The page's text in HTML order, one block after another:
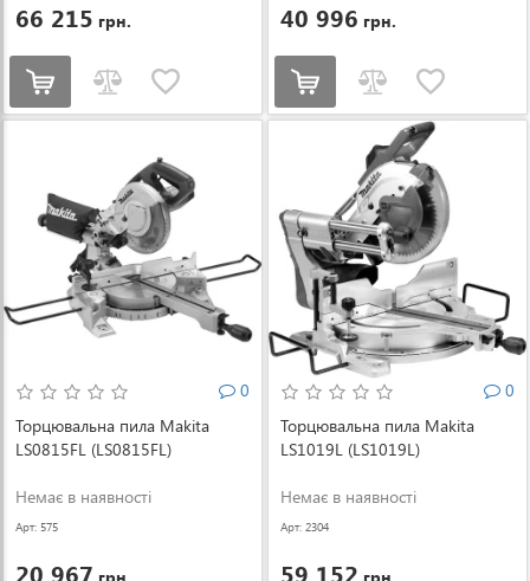
66 215 грн. 40 996 грн.
0
Торцювальна пила Makita
LS0815FL (LS0815FL)
Немає в наявності
Арт: 575
20 967
0
Торцювальна пила Makita
LS1019L (LS1019L)
Немає в наявності
Арт: 2304
59 152